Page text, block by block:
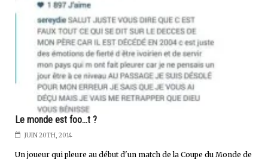
Le monde est foo...t ?
JUIN 20TH, 2014
Un joueur qui pleure au début d'un match de la Coupe du Monde de